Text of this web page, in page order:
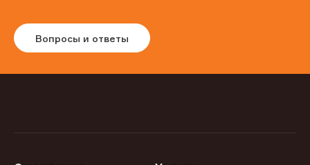
Вопросы и ответы